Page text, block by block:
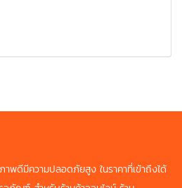
าพดีมีความปลอดภัยสูง ในราคาที่เข้าถึงได้